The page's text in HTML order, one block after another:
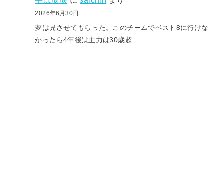
2026年6月30日
夢は見させてもらった。このチームでベスト8に行けな
かったら4年後は主力は30歳超…